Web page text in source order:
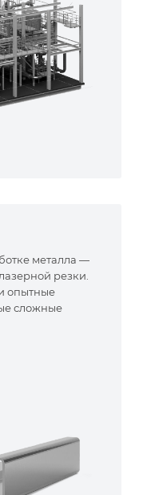
металла —
резки.
опытные
сложные